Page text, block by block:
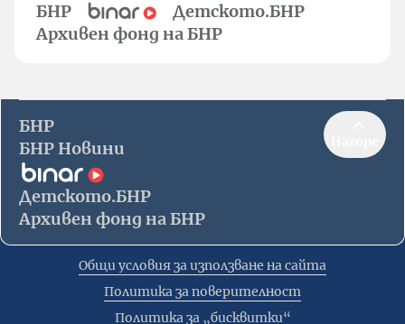
БНР
Детското.БНР
Архивен фонд на БНР
БНР
БНР Новини
Детското.БНР
Архивен фонд на БНР
Общи условия за използване на сайта
Политика за поверителност
Политика за „бисквитки“